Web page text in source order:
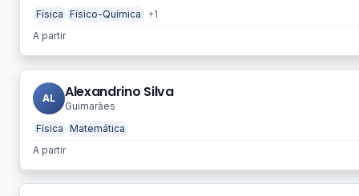
Física Físico-Química
+1
A partir
AL Alexandrino Silva
Guimarães
Física Matemática
A partir